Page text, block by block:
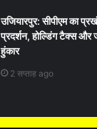
उजियारपुर: सीपीएम का
प्रदर्शन, होल्डिंग टैक्स और
हुंकार
2 सप्ताह ago